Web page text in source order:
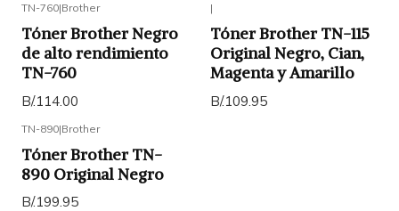
TN-760|Brother
Tóner Brother Negro
de alto rendimiento
TN-760
B/.114.00
|
Tóner Brother TN-115
Original Negro, Cian,
Magenta y Amarillo
B/.109.95
TN-890|Brother
Tóner Brother TN-
890 Original Negro
B/.199.95